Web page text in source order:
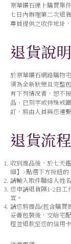
京華鑽石線上購買單
七日內辦理第二次退
專員提供之收件地址
退貨說明
於京華鑽石網路購物
須為全新狀態且完整
有下列情況者，恕不
品、已刻字或特殊戒
訂，將由人員與您連
退貨流程
收到商品後，於七天
細】>點選下方按鈕的
請輸入取件聯絡人姓
您申請退貨隔1-2日工
宜。
請您將商品(包含購買
妥善包裝後，交給宅
程並退款至您的信用